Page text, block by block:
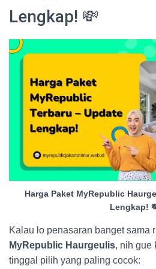
Lengkap! 💸
Harga Paket MyRepublic
Lengkap!
Kalau lo penasaran banget sama
MyRepublic Haurgeulis, nih gue
tinggal pilih yang paling cocok: